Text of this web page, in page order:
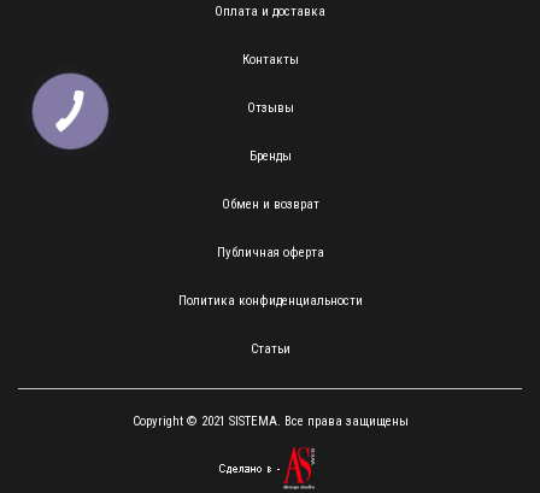
Оплата и доставка
Контакты
Отзывы
Бренды
Обмен и возврат
Публичная оферта
Политика конфиденциальности
Статьи
Copyright © 2021 SISTEMA. Все права защищены